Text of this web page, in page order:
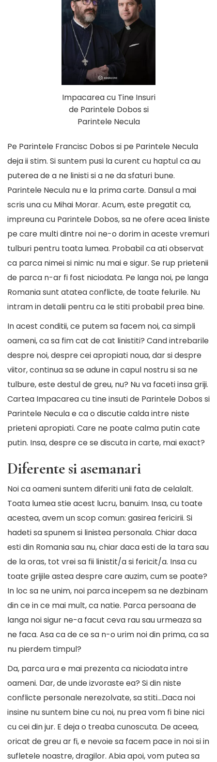
Impacarea cu Tine Insuri
de Parintele Dobos si
Parintele Necula
Pe Parintele Francisc Dobos si pe Parintele Necula
deja ii stim. Si suntem pusi la curent cu haptul ca au
puterea de a ne linisti si a ne da sfaturi bune.
Parintele Necula nu e la prima carte. Dansula mai
scris una cu Mihai Morar. Acum, este pregatit ca,
impreuna cu Parintele Dobos, sa ne ofere acea liniste
pe care multi dintre noi ne-o dorim in aceste vremuri
tulburi pentru toata lumea. Probabil ca ati observat
ca parca nimei si nimic nu mai e sigur. Se rup prietenii
de parca n-ar fi fost niciodata. Pe langa noi, pe langa
Romania sunt atatea conflicte, de toate felurile. Nu
intram in detalii pentru ca le stiti probabil prea bine.
In acest conditii, ce putem sa facem noi, ca simpli
oameni, ca sa fim cat de cat linistiti? Cand intrebarile
despre noi, despre cei apropiati noua, dar si despre
viitor, continua sa se adune in capul nostru si sa ne
tulbure, este destul de greu, nu? Nu va faceti insa griji.
Cartea Impacarea cu tine insuti de Parintele Dobos si
Parintele Necula e ca o discutie calda intre niste
prieteni apropiati. Care ne poate calma putin cate
putin. Insa, despre ce se discuta in carte, mai exact?
Diferente si asemanari
Noi ca oameni suntem diferiti unii fata de celalalt.
Toata lumea stie acest lucru, banuim. Insa, cu toate
acestea, avem un scop comun: gasirea fericirii. Si
hadeti sa spunem si linistea personala. Chiar daca
esti din Romania sau nu, chiar daca esti de la tara sau
de la oras, tot vrei sa fii linistit/a si fericit/a. Insa cu
toate grijile astea despre care auzim, cum se poate?
In loc sa ne unim, noi parca incepem sa ne dezbinam
din ce in ce mai mult, ca natie. Parca persoana de
langa noi sigur ne-a facut ceva rau sau urmeaza sa
ne faca. Asa ca de ce sa n-o urim noi din prima, ca sa
nu pierdem timpul?
Da, parca ura e mai prezenta ca niciodata intre
oameni. Dar, de unde izvoraste ea? Si din niste
conflicte personale nerezolvate, sa stiti…Daca noi
insine nu suntem bine cu noi, nu prea vom fi bine nici
cu cei din jur. E deja o treaba cunoscuta. De aceea,
oricat de greu ar fi, e nevoie sa facem pace in noi si in
sufletele noastre, dragilor. Abia apoi, vom putea sa